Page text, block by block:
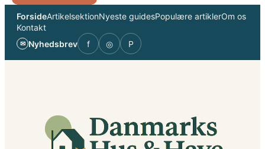
Spring
indhold
ForsideArtikelsektionNyeste guidesPopulære artiklerOm os
Kontakt
✉ Nyhedsbrev f ◎ P